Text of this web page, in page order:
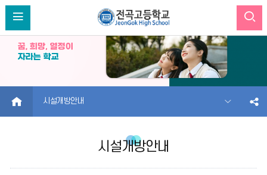
HOME 시설개방안내
시설개방안내